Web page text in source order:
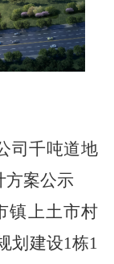
司千吨道地
方案公示
镇上土市村
划建设1栋1